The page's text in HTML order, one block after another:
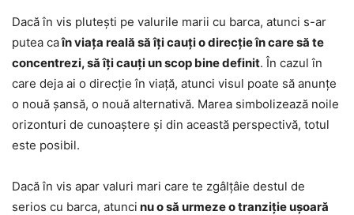
Dacă în vis plutești pe valurile marii cu barca, atunci s-ar
putea caîn viața reală să îți cauți o direcție în care să te
concentrezi, să îți cauți un scop bine definit. În cazul în
care deja ai o direcție în viață, atunci visul poate să anunțe
o nouă șansă, o nouă alternativă. Marea simbolizează noile
orizonturi de cunoaștere și din această perspectivă, totul
este posibil.
Dacă în vis apar valuri mari care te zgâlțâie destul de
serios cu barca, atunci nu o să urmeze o tranziție ușoară